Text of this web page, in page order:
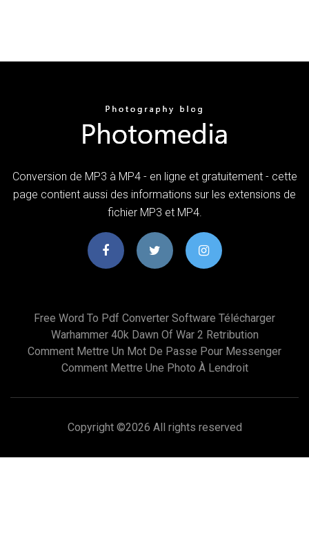
Conversion de MP3 à MP4 - en ligne et gratuitement - cette
page contient aussi des informations sur les extensions de
fichier MP3 et MP4.
Free Word To Pdf Converter Software Télécharger
Warhammer 40k Dawn Of War 2 Retribution
Comment Mettre Un Mot De Passe Pour Messenger
Comment Mettre Une Photo À Lendroit
Copyright ©2026 All rights reserved